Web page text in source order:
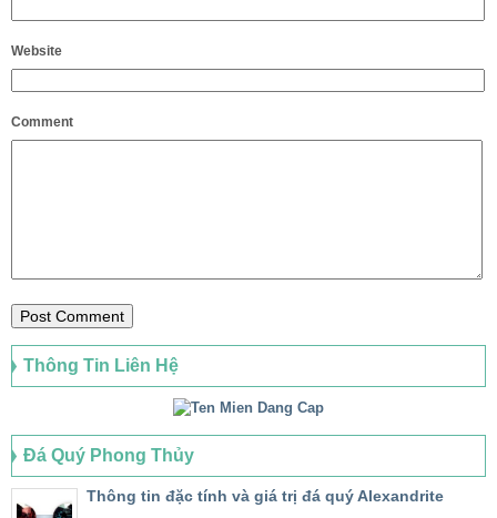
Website
Comment
Thông Tin Liên Hệ
Đá Quý Phong Thủy
Thông tin đặc tính và giá trị đá quý Alexandrite